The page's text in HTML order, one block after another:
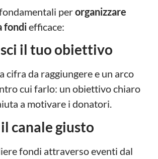
perorganizzare
fondiefficace:
il tuo obiettivo
cifra da raggiungere e un arco
cui farlo: un obiettivo chiaro
a motivare i donatori.
il canale giusto
fondi attraverso eventi dal